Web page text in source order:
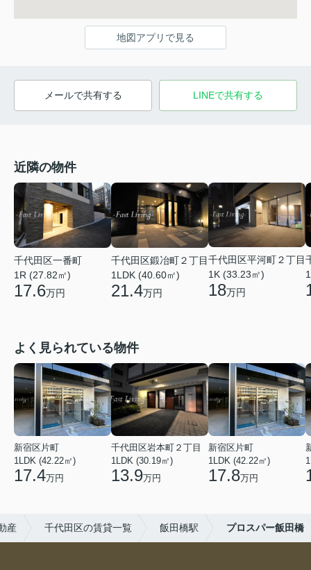
地図アプリで見る
メールで共有する LINEで共有する
近隣の物件
千代田区一番町
1R (27.82㎡)
17.6万円
千代田区鍛冶町２丁目
1LDK (40.60㎡)
21.4万円
千代田区平河町２丁目
1K (33.23㎡)
18万円
よく見られている物件
新宿区片町
1LDK (42.22㎡)
17.4万円
千代田区岩本町２丁目
1LDK (30.19㎡)
13.9万円
新宿区片町
1LDK (42.22㎡)
17.8万円
産 千代田区の賃貸一覧 飯田橋駅 プロスパー飯田橋